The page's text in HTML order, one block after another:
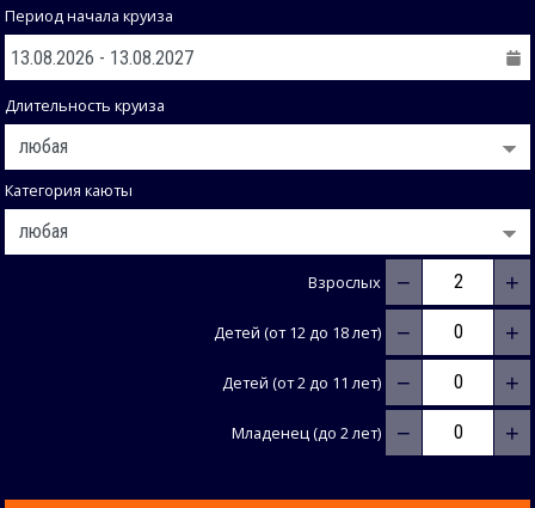
Период начала круиза
Длительность круиза
Категория каюты
Взрослых − +
Детей (от 12 до 18 лет) − +
Детей (от 2 до 11 лет) − +
Младенец (до 2 лет) − +